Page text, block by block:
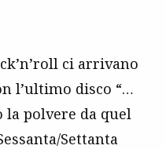
ci arrivano
l’ultimo disco “…
la polvere da quel
Settanta